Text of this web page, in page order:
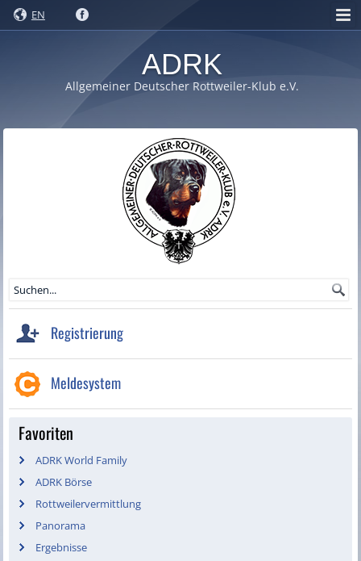
EN
ADRK
Allgemeiner Deutscher Rottweiler-Klub e.V.
Registrierung
Meldesystem
Favoriten
ADRK World Family
ADRK Börse
Rottweilervermittlung
Panorama
Ergebnisse